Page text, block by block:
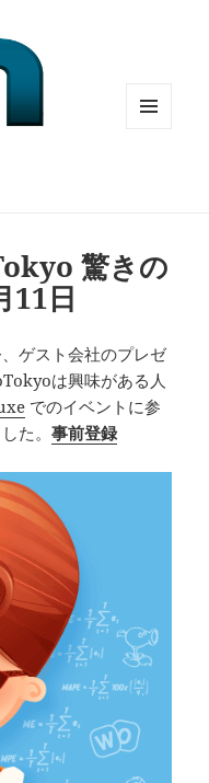
驚きの
11日
ゲスト会社のプレゼ
は興味がある人
でのイベントに参
た。事前登録